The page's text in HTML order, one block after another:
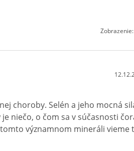
choroby. Selén a jeho mocná
niečo, o čom sa v súčasnosti
významnom mineráli vieme